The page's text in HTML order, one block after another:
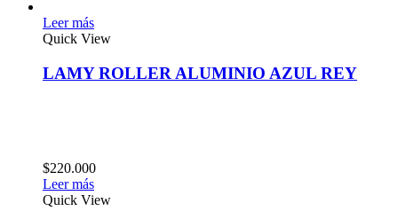
Leer más
Quick View
LAMY ROLLER ALUMINIO AZUL REY
$220.000
Leer más
Quick View